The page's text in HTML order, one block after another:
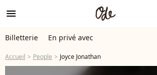
menu
Billetterie En privé avec
Accueil People Joyce Jonathan